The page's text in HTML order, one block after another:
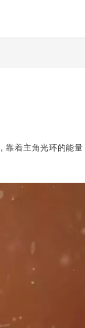
靠着主角光环的能量